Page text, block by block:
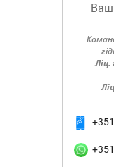
Ваш
Ліц.